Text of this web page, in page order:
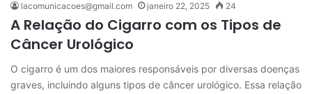
lacomunicacoes@gmail.com janeiro 22, 2025 24
A Relação do Cigarro com os Tipos de
Câncer Urológico
O cigarro é um dos maiores responsáveis por diversas doenças
graves, incluindo alguns tipos de câncer urológico. Essa relação